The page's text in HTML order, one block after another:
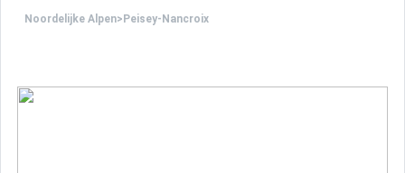
Noordelijke Alpen> Peisey-Nancroix